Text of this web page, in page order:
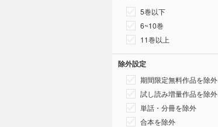
5巻以下
6~10巻
11巻以上
除外設定
期間限定無料作品を除外
試し読み増量作品を除外
単話・分冊を除外
合本を除外